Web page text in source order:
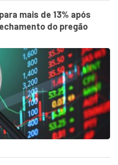
mais de 13% após
do pregão